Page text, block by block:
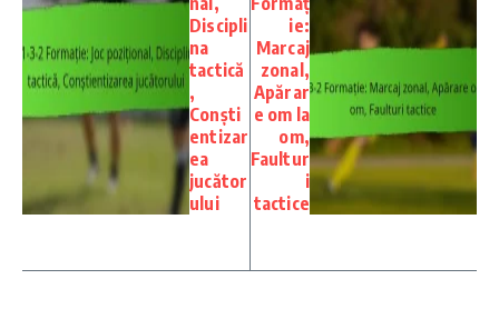
Discipli
na
tactică
,
Conști
entizar
ea
jucător
ului
ie:
Marcaj
zonal,
Apărar
e om la
om,
Faultur
i
tactice